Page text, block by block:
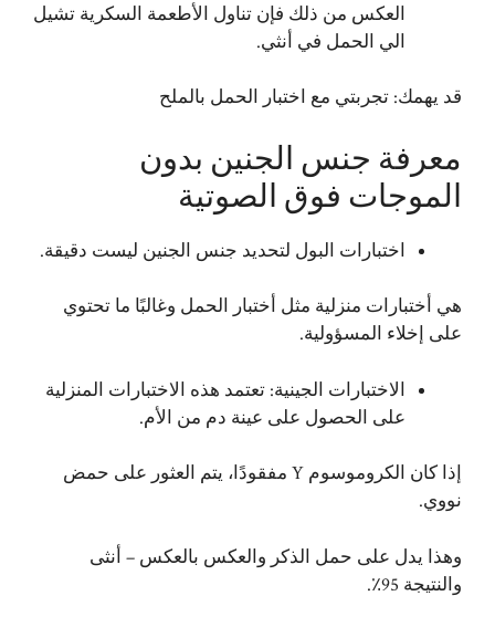
العكس من ذلك فإن تناول الأطعمة السكرية تشيل
الي الحمل في أنثي.
قد يهمك: تجربتي مع اختبار الحمل بالملح
معرفة جنس الجنين بدون
الموجات فوق الصوتية
اختبارات البول لتحديد جنس الجنين ليست دقيقة.
هي أختبارات منزلية مثل أختبار الحمل وغالبًا ما تحتوي
على إخلاء المسؤولية.
الاختبارات الجينية: تعتمد هذه الاختبارات المنزلية
على الحصول على عينة دم من الأم.
إذا كان الكروموسوم Y مفقودًا، يتم العثور على حمض
نووي.
وهذا يدل على حمل الذكر والعكس بالعكس – أنثى
والنتيجة 95٪.